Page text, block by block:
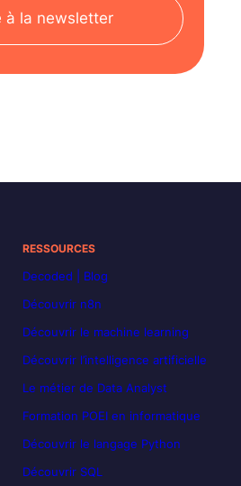
à la newsletter
RESSOURCES
Decoded | Blog
Découvrir n8n
Découvrir le machine learning
Découvrir l’intelligence artificielle
Le métier de Data Analyst
Formation POEI en informatique
Découvrir le langage Python
Découvrir SQL